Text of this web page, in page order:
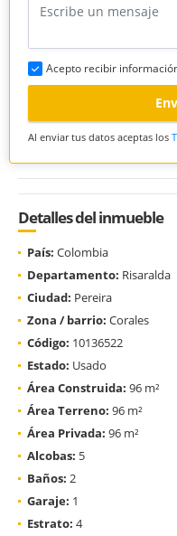
Acepto recibir
Al enviar tus datos aceptas los
Detalles del inmueble
País: Colombia
Departamento: Risaralda
Ciudad: Pereira
Zona / barrio: Corales
Código: 10136522
Estado: Usado
Área Construida: 96 m²
Área Terreno: 96 m²
Área Privada: 96 m²
Alcobas: 5
Baños: 2
Garaje: 1
Estrato: 4